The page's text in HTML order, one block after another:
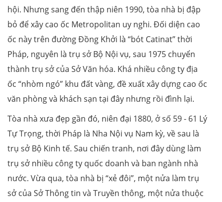
hội. Nhưng sang đến thập niên 1990, tòa nhà bị đập
bỏ để xây cao ốc Metropolitan uy nghi. Đối diện cao
ốc này trên đường Đồng Khởi là “bót Catinat” thời
Pháp, nguyên là trụ sở Bộ Nội vụ, sau 1975 chuyển
thành trụ sở của Sở Văn hóa. Khá nhiều công ty địa
ốc “nhòm ngó” khu đất vàng, đề xuất xây dựng cao ốc
văn phòng và khách sạn tại đây nhưng rồi đình lại.
Tòa nhà xưa đẹp gần đó, niên đại 1880, ở số 59 - 61 Lý
Tự Trọng, thời Pháp là Nha Nội vụ Nam kỳ, về sau là
trụ sở Bộ Kinh tế. Sau chiến tranh, nơi đây dùng làm
trụ sở nhiều công ty quốc doanh và ban ngành nhà
nước. Vừa qua, tòa nhà bị “xẻ đôi”, một nửa làm trụ
sở của Sở Thông tin và Truyền thông, một nửa thuộc